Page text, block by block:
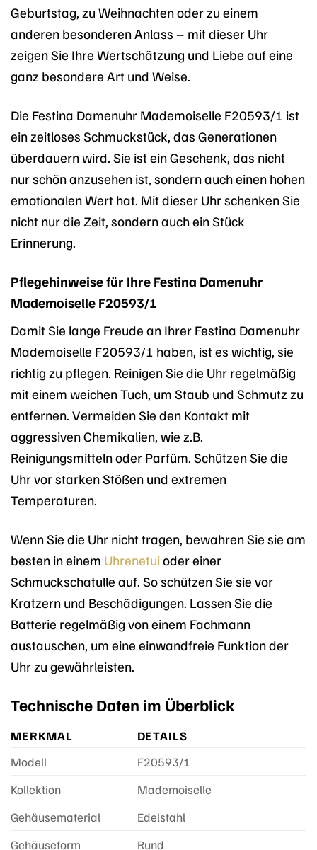
Geburtstag, zu Weihnachten oder zu einem
anderen besonderen Anlass – mit dieser Uhr
zeigen Sie Ihre Wertschätzung und Liebe auf eine
ganz besondere Art und Weise.
Die Festina Damenuhr Mademoiselle F20593/1 ist
ein zeitloses Schmuckstück, das Generationen
überdauern wird. Sie ist ein Geschenk, das nicht
nur schön anzusehen ist, sondern auch einen hohen
emotionalen Wert hat. Mit dieser Uhr schenken Sie
nicht nur die Zeit, sondern auch ein Stück
Erinnerung.
Pflegehinweise für Ihre Festina Damenuhr
Mademoiselle F20593/1
Damit Sie lange Freude an Ihrer Festina Damenuhr
Mademoiselle F20593/1 haben, ist es wichtig, sie
richtig zu pflegen. Reinigen Sie die Uhr regelmäßig
mit einem weichen Tuch, um Staub und Schmutz zu
entfernen. Vermeiden Sie den Kontakt mit
aggressiven Chemikalien, wie z.B.
Reinigungsmitteln oder Parfüm. Schützen Sie die
Uhr vor starken Stößen und extremen
Temperaturen.
Wenn Sie die Uhr nicht tragen, bewahren Sie sie am
besten in einem Uhrenetuioder einer
Schmuckschatulle auf. So schützen Sie sie vor
Kratzern und Beschädigungen. Lassen Sie die
Batterie regelmäßig von einem Fachmann
austauschen, um eine einwandfreie Funktion der
Uhr zu gewährleisten.
Technische Daten im Überblick
MERKMAL
DETAILS
Modell
F20593/1
Kollektion
Mademoiselle
Gehäusematerial
Edelstahl
Gehäuseform
Rund